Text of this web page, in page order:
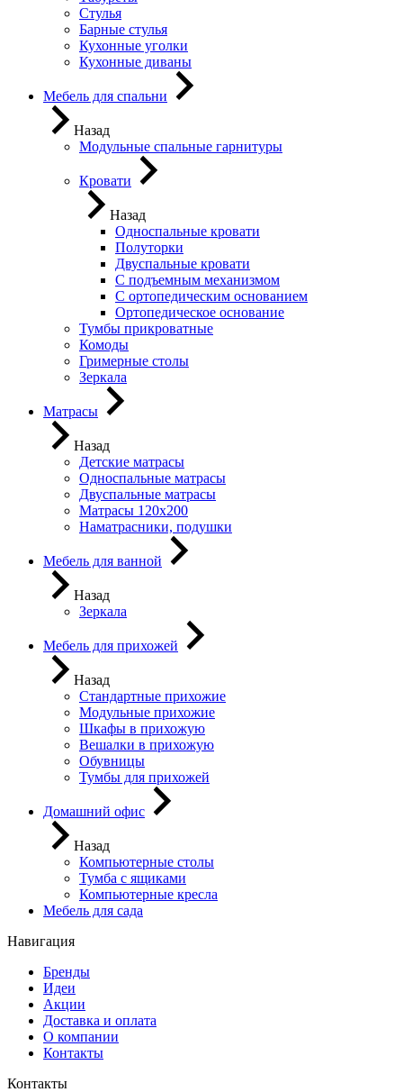
Стулья
Барные стулья
Кухонные уголки
Кухонные диваны
Мебель для спальни
Назад
Модульные спальные гарнитуры
Кровати
Назад
Односпальные кровати
Полуторки
Двуспальные кровати
С подъемным механизмом
С ортопедическим основанием
Ортопедическое основание
Тумбы прикроватные
Комоды
Гримерные столы
Зеркала
Матрасы
Назад
Детские матрасы
Односпальные матрасы
Двуспальные матрасы
Матрасы 120х200
Наматрасники, подушки
Мебель для ванной
Назад
Зеркала
Мебель для прихожей
Назад
Стандартные прихожие
Модульные прихожие
Шкафы в прихожую
Вешалки в прихожую
Обувницы
Тумбы для прихожей
Домашний офис
Назад
Компьютерные столы
Тумба с ящиками
Компьютерные кресла
Мебель для сада
Навигация
Бренды
Идеи
Акции
Доставка и оплата
О компании
Контакты
Контакты